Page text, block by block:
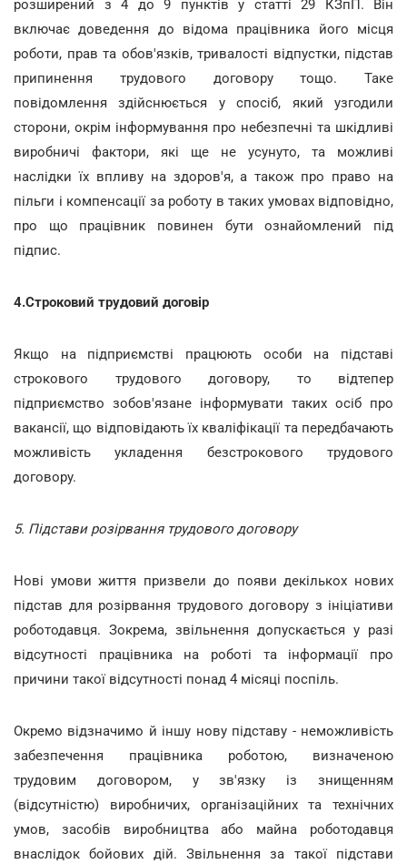
розширений з 4 до 9 пунктів у статті 29 КЗпП. Він
включає доведення до відома працівника його місця
роботи, прав та обов'язків, тривалості відпустки, підстав
припинення трудового договору тощо. Таке
повідомлення здійснюється у спосіб, який узгодили
сторони, окрім інформування про небезпечні та шкідливі
виробничі фактори, які ще не усунуто, та можливі
наслідки їх впливу на здоров'я, а також про право на
пільги і компенсації за роботу в таких умовах відповідно,
про що працівник повинен бути ознайомлений під
підпис.
4.Строковий трудовий договір
Якщо на підприємстві працюють особи на підставі
строкового трудового договору, то відтепер
підприємство зобов'язане інформувати таких осіб про
вакансії, що відповідають їх кваліфікації та передбачають
можливість укладення безстрокового трудового
договору.
5. Підстави розірвання трудового договору
Нові умови життя призвели до появи декількох нових
підстав для розірвання трудового договору з ініціативи
роботодавця. Зокрема, звільнення допускається у разі
відсутності працівника на роботі та інформації про
причини такої відсутності понад 4 місяці поспіль.
Окремо відзначимо й іншу нову підставу - неможливість
забезпечення працівника роботою, визначеною
трудовим договором, у зв'язку із знищенням
(відсутністю) виробничих, організаційних та технічних
умов, засобів виробництва або майна роботодавця
внаслідок бойових дій. Звільнення за такої підстави